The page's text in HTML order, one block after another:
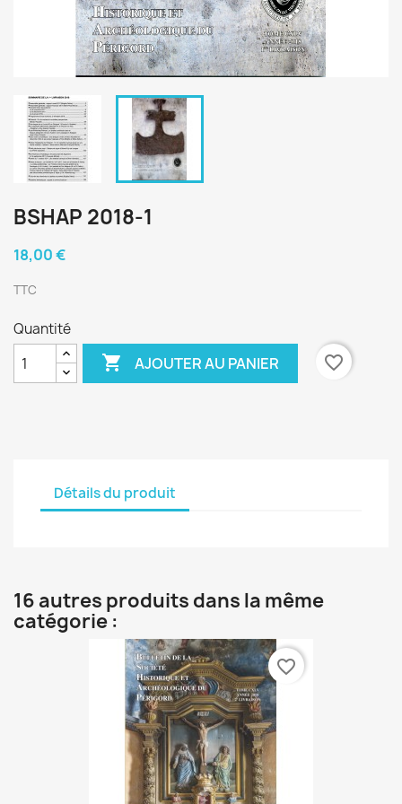
BSHAP 2018-1
18,00 €
TTC
Quantité
 AJOUTER AU PANIER favorite_border
Détails du produit
16 autres produits dans la même
catégorie :
favorite_border